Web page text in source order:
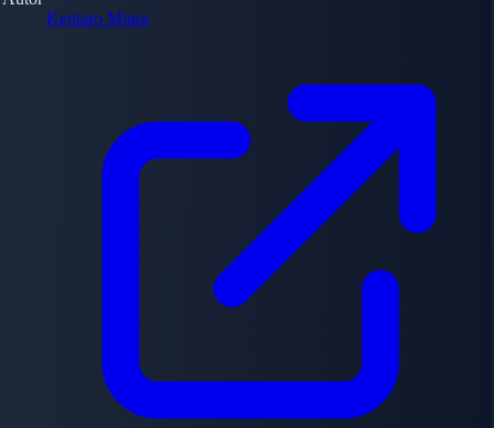
Kentaro Miura